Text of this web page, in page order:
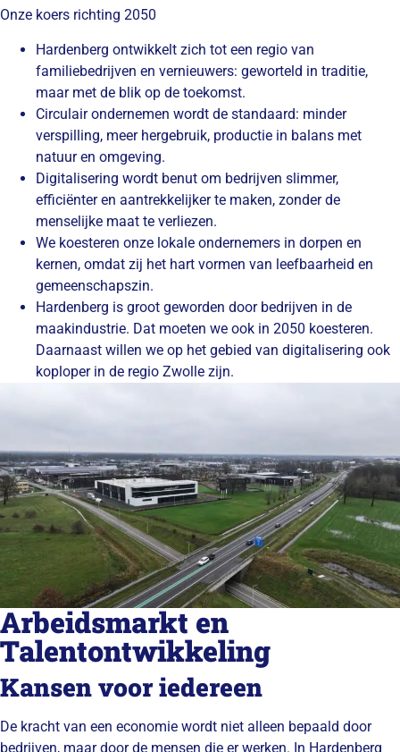
Onze koers richting 2050
Hardenberg ontwikkelt zich tot een regio van
familiebedrijven en vernieuwers: geworteld in traditie,
maar met de blik op de toekomst.
Circulair ondernemen wordt de standaard: minder
verspilling, meer hergebruik, productie in balans met
natuur en omgeving.
Digitalisering wordt benut om bedrijven slimmer,
efficiënter en aantrekkelijker te maken, zonder de
menselijke maat te verliezen.
We koesteren onze lokale ondernemers in dorpen en
kernen, omdat zij het hart vormen van leefbaarheid en
gemeenschapszin.
Hardenberg is groot geworden door bedrijven in de
maakindustrie. Dat moeten we ook in 2050 koesteren.
Daarnaast willen we op het gebied van digitalisering ook
koploper in de regio Zwolle zijn.
Arbeidsmarkt en
Talentontwikkeling
Kansen voor iedereen
De kracht van een economie wordt niet alleen bepaald door
bedrijven, maar door de mensen die er werken. In Hardenberg